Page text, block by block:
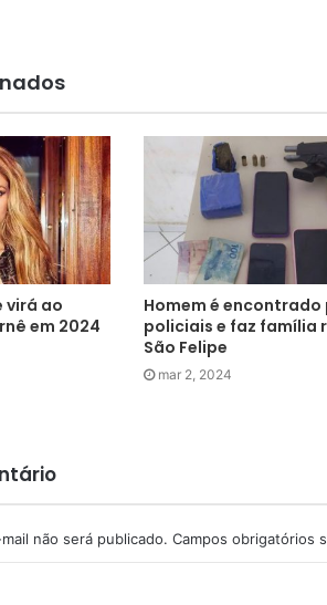
virá ao
em 2024
Homem é encontrado
policiais e faz família
São Felipe
mar 2, 2024
não será publicado. Campos obrigatórios